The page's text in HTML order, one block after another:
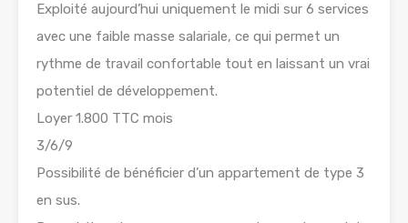
Exploité aujourd’hui uniquement le midi sur 6 services
avec une faible masse salariale, ce qui permet un
rythme de travail confortable tout en laissant un vrai
potentiel de développement.
Loyer 1.800 TTC mois
3/6/9
Possibilité de bénéficier d’un appartement de type 3
en sus.